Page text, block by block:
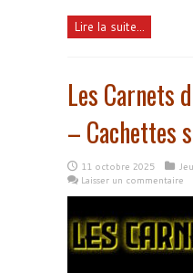
Lire la suite...
Les Carnets
– Cachettes
11 octobre 2025
Laisser un commentaire